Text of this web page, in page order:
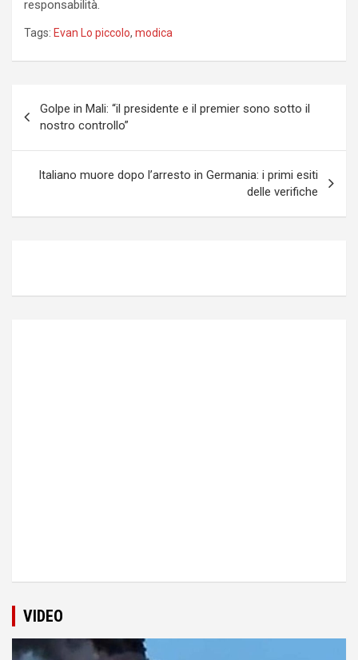
responsabilità.
Tags: Evan Lo piccolo, modica
articoli
Golpe in Mali: “il presidente e il premier sono sotto il
nostro controllo”
Italiano muore dopo l’arresto in Germania: i primi esiti
delle verifiche
VIDEO